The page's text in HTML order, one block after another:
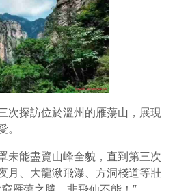
次探訪位於溫州的雁蕩山，展現
未能盡覽山峰全貌，直到第三次
月、大龍湫飛瀑、方洞棧道等壯